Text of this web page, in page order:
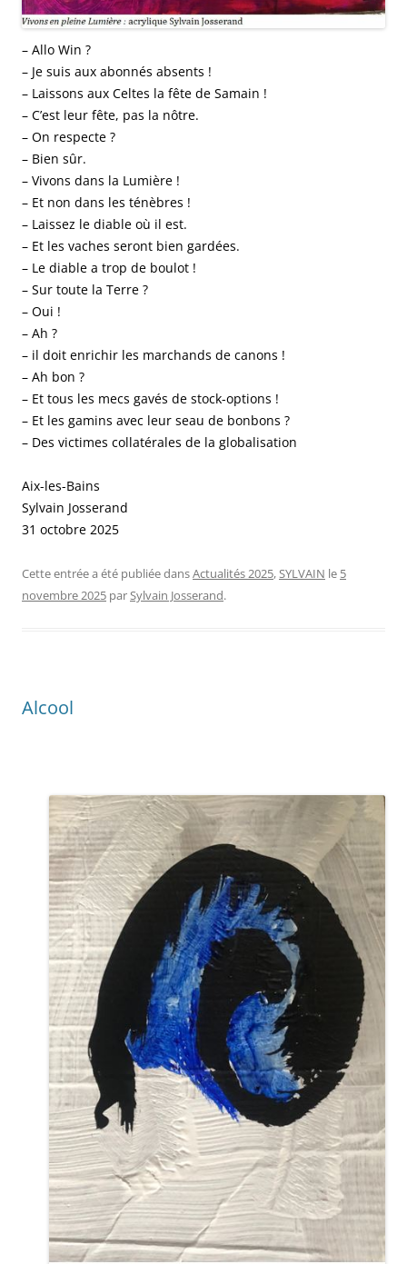
– Allo Win ?
– Je suis aux abonnés absents !
– Laissons aux Celtes la fête de Samain !
– C’est leur fête, pas la nôtre.
– On respecte ?
– Bien sûr.
– Vivons dans la Lumière !
– Et non dans les ténèbres !
– Laissez le diable où il est.
– Et les vaches seront bien gardées.
– Le diable a trop de boulot !
– Sur toute la Terre ?
– Oui !
– Ah ?
– il doit enrichir les marchands de canons !
– Ah bon ?
– Et tous les mecs gavés de stock-options !
– Et les gamins avec leur seau de bonbons ?
– Des victimes collatérales de la globalisation
Aix-les-Bains
Sylvain Josserand
31 octobre 2025
Cette entrée a été publiée dansActualités 2025,SYLVAIN le 5
novembre 2025 parSylvain Josserand.
Alcool